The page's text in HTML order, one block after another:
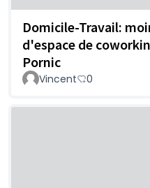
Domicile-Travail:
d'espace de
Pornic
Vincent 0